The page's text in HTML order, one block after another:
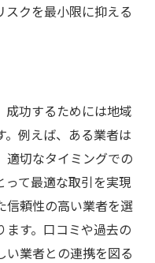
スクを最小限に抑える
成功するためには地域
例えば、ある業者は
適切なタイミングでの
て最適な取引を実現
信頼性の高い業者を選
す。口コミや過去の
い業者との連携を図る